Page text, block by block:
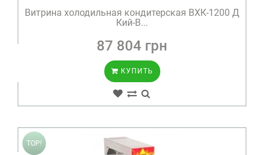
Витрина холодильная кондитерская ВХК-1200 Д
Кий-В...
87 804 грн
КУПИТЬ
TOP!